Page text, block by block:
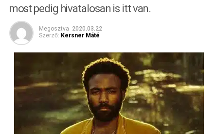
most pedig hivatalosan is itt van.
Megosztva 2020.03.22
Szerző: Kersner Máté